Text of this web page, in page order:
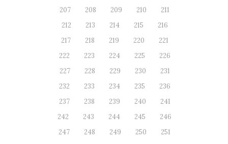
207
208 209 210
211
212
213 214 215
216
217
218 219 220
221
222
223 224 225
226
227
228 229 230
231
232
233 234 235
236
237
238 239 240
241
242
243 244 245
246
247
248 249 250
251